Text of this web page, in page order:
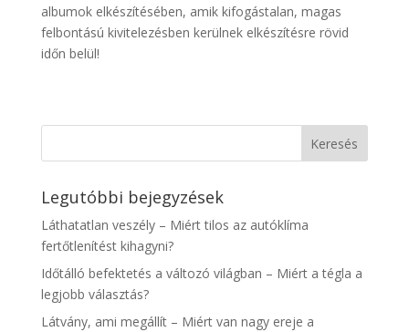
albumok elkészítésében, amik kifogástalan, magas
felbontású kivitelezésben kerülnek elkészítésre rövid
időn belül!
Legutóbbi bejegyzések
Láthatatlan veszély – Miért tilos az autóklíma
fertőtlenítést kihagyni?
Időtálló befektetés a változó világban – Miért a tégla a
legjobb választás?
Látvány, ami megállít – Miért van nagy ereje a